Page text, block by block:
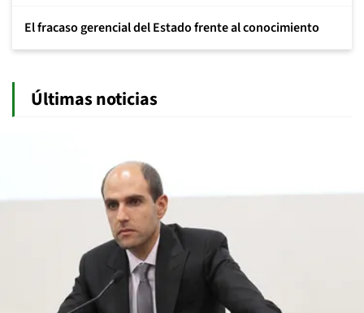
El fracaso gerencial del Estado frente al conocimiento
Últimas noticias